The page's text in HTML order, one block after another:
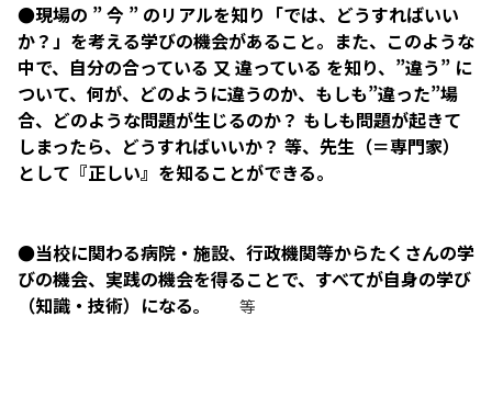
●現場の ” 今 ” のリアルを知り「では、どうすればいい
か？」を考える学びの機会があること。また、このような
中で、自分の合っている 又 違っている を知り、”違う” に
ついて、何が、どのように違うのか、もしも”違った”場
合、どのような問題が生じるのか？ もしも問題が起きて
しまったら、どうすればいいか？ 等、先生（＝専門家）
として 『正しい』を知ることができる。
●当校に関わる病院・施設、行政機関等からたくさんの学
びの機会、実践の機会を得ることで、すべてが自身の学び
（知識・技術）になる。 等